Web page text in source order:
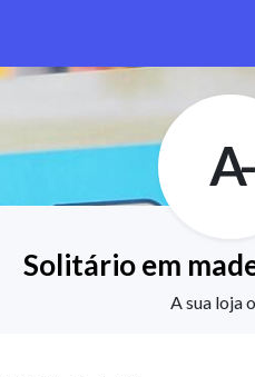
A-
Solitário em
A sua loja